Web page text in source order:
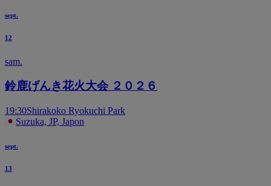
sept.
12
sam.
鈴鹿げんき花火大会 ２０２６
19:30Shirakoko Ryokuchi Park
Suzuka, JP, Japon
sept.
13